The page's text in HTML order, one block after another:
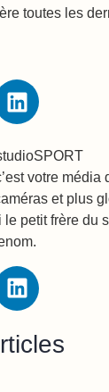
toutes les
votre média
et plus
le petit frère du